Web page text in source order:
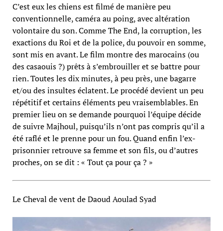
C’est eux les chiens est filmé de manière peu
conventionnelle, caméra au poing, avec altération
volontaire du son. Comme The End, la corruption, les
exactions du Roi et de la police, du pouvoir en somme,
sont mis en avant. Le film montre des marocains (ou
des casaouis ?) prêts à s’embrouiller et se battre pour
rien. Toutes les dix minutes, à peu près, une bagarre
et/ou des insultes éclatent. Le procédé devient un peu
répétitif et certains éléments peu vraisemblables. En
premier lieu on se demande pourquoi l’équipe décide
de suivre Majhoul, puisqu’ils n’ont pas compris qu’il a
été raflé et le prenne pour un fou. Quand enfin l’ex-
prisonnier retrouve sa femme et son fils, ou d’autres
proches, on se dit : « Tout ça pour ça ? »
Le Cheval de vent de Daoud Aoulad Syad